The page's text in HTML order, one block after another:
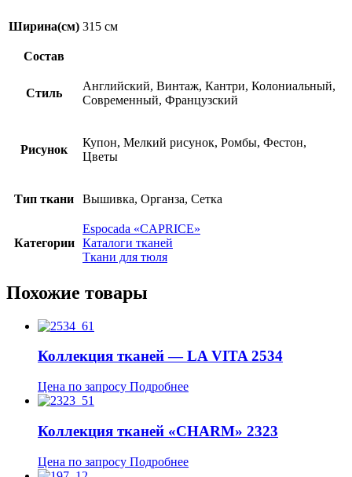
Ширина(см) 315 см
Состав
Стиль
Английский, Винтаж, Кантри, Колониальный,
Современный, Французский
Рисунок
Купон, Мелкий рисунок, Ромбы, Фестон,
Цветы
Тип ткани Вышивка, Органза, Сетка
Категории
Espocadа «CAPRICE»
Каталоги тканей
Ткани для тюля
Похожие товары
Коллекция тканей — LA VITA 2534
Цена по запросу Подробнее
Коллекция тканей «CHARM» 2323
Цена по запросу Подробнее